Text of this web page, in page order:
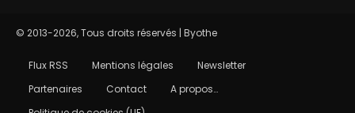
© 2013-2026, Tous droits réservés | Byothe
Flux RSS Mentions légales
Newsletter
Partenaires
Contact
A propos…